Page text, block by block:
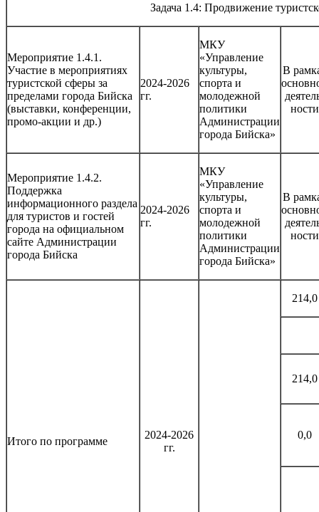
Задача 1.4: Продвижение
Мероприятие 1.4.1.
Участие в мероприятиях
туристской сферы за
пределами города Бийска
(выставки, конференции,
промо-акции и др.)
2024-2026
гг.
МКУ
«Управление
культуры,
спорта и
молодежной
политики
Администрации
города Бийска»
В
ности
Мероприятие 1.4.2.
Поддержка
информационного раздела
для туристов и гостей
города на официальном
сайте Администрации
города Бийска
2024-2026
гг.
МКУ
«Управление
культуры,
спорта и
молодежной
политики
Администрации
города Бийска»
В
ности
Итого по программе
2024-2026
гг.
214,0
214,0
0,0